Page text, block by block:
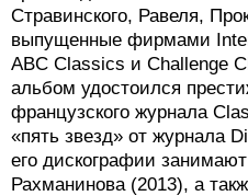
Стравинского, Равеля,
выпущенные фирмами
ABC Classics и Challenge
альбом удостоился
французского журнала
«пять звезд» от журнала
его дискографии
Рахманинова (2013), а